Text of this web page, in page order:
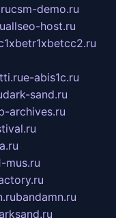
csm-demo.ru
allseo-host.ru
e-abis1c.ru
dark-sand.ru
archives.ru
mus.ru
bandamn.ru